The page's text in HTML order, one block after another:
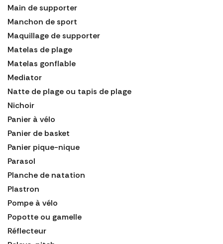
Main de supporter
Manchon de sport
Maquillage de supporter
Matelas de plage
Matelas gonflable
Mediator
Natte de plage ou tapis de plage
Nichoir
Panier à vélo
Panier de basket
Panier pique-nique
Parasol
Planche de natation
Plastron
Pompe à vélo
Popotte ou gamelle
Réflecteur